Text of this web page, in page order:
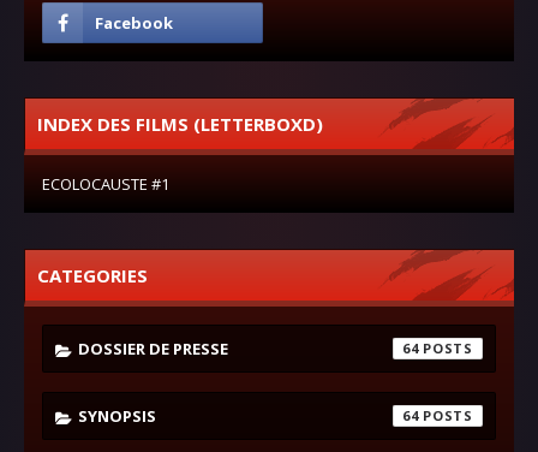
INDEX DES FILMS (LETTERBOXD)
ECOLOCAUSTE #1
CATEGORIES
DOSSIER DE PRESSE 64
SYNOPSIS 64